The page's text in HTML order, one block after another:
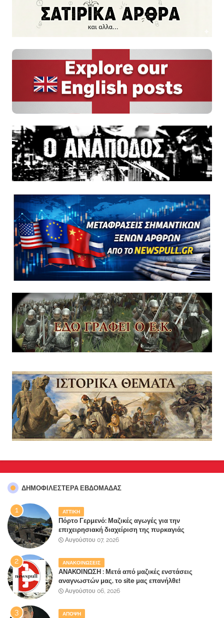
ΔΗΜΟΦΙΛΈΣΤΕΡΑ ΕΒΔΟΜΆΔΑΣ
ΑΤΤΙΚΗ
Πόρτο Γερμενό: Μαζικές αγωγές για την
επιχειρησιακή διαχείριση της πυρκαγιάς
ετοιμάζουν οι κάτοικοι!
Αυγούστου 07, 2026
ΑΝΑΚΟΙΝΩΣΕΙΣ
ΑΝΑΚΟΙΝΩΣΗ : Μετά από μαζικές ενστάσεις
αναγνωστών μας, το site μας επανήλθε!
Αυγούστου 06, 2026
ΑΠΟΨΗ